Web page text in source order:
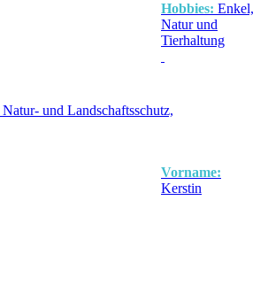
Hobbies: Enkel,
Natur und
Tierhaltung
und Landschaftsschutz,
Vorname:
Kerstin